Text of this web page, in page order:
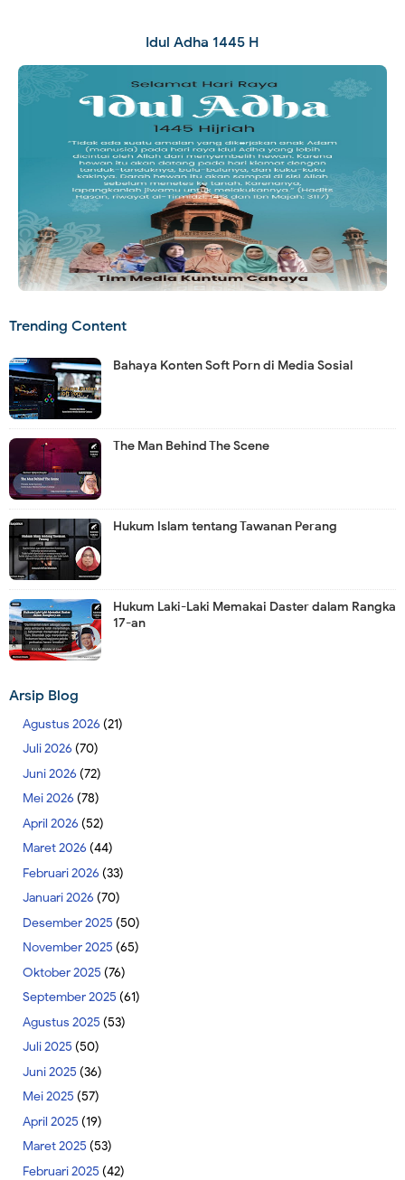
Idul Adha 1445 H
Trending Content
Bahaya Konten Soft Porn di Media Sosial
The Man Behind The Scene
Hukum Islam tentang Tawanan Perang
Hukum Laki-Laki Memakai Daster dalam Rangka
17-an
Arsip Blog
Agustus 2026 (21)
Juli 2026 (70)
Juni 2026 (72)
Mei 2026 (78)
April 2026 (52)
Maret 2026 (44)
Februari 2026 (33)
Januari 2026 (70)
Desember 2025 (50)
November 2025 (65)
Oktober 2025 (76)
September 2025 (61)
Agustus 2025 (53)
Juli 2025 (50)
Juni 2025 (36)
Mei 2025 (57)
April 2025 (19)
Maret 2025 (53)
Februari 2025 (42)